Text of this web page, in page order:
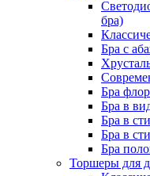
бра)
Бра с
Бра
Бра в
Бра в
Бра в
Бра
Торшеры для